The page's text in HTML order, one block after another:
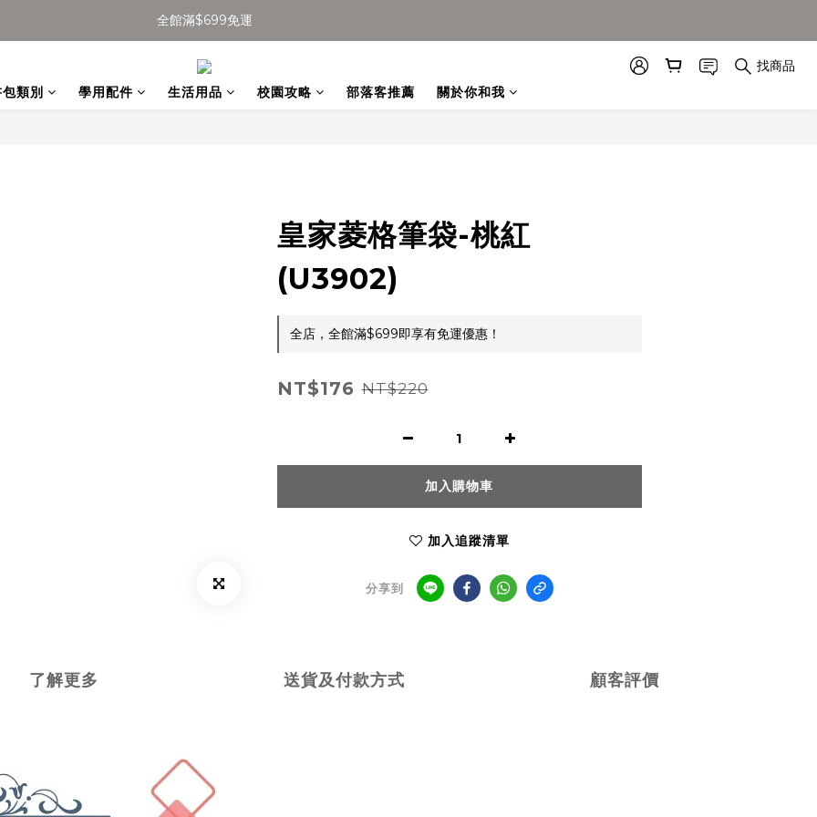
全館滿$699免運
全館滿$699免運
加入會員得$100購物金👉
全館滿$699免運
找商品
類別
學用配件 生活用品 校園攻略 部落客推薦 關於你和我
皇家菱格筆袋-桃紅
(U3902)
全店，全館滿$699即享有免運優惠！
NT$176 NT$220
加入購物車
加入追蹤清單
分享到
了解更多 送貨及付款方式 顧客評價